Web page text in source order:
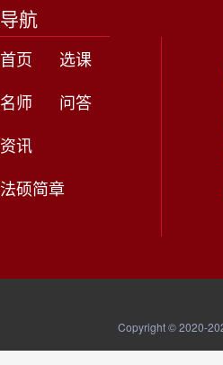
导航
首页
选课
名师
问答
资讯
法硕简章
Copyright © 2020-